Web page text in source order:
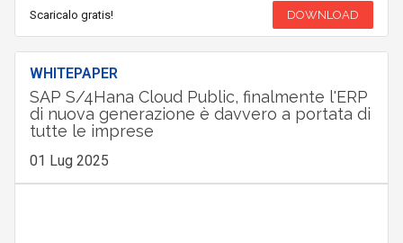
Scaricalo gratis! DOWNLOAD
WHITEPAPER
SAP S/4Hana Cloud Public, finalmente l'ERP
di nuova generazione è davvero a portata di
tutte le imprese
01 Lug 2025